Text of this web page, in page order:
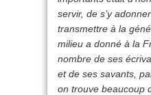
servir, de s’y
transmettre à la
milieu a donné à la
nombre de ses
et de ses savants,
on trouve beaucoup